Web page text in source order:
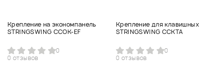
Крепление на экономпанель
STRINGSWING CCOK-EF
0
0 отзывов
Крепление для клавишных
STRINGSWING CCKTA
0
0 отзывов